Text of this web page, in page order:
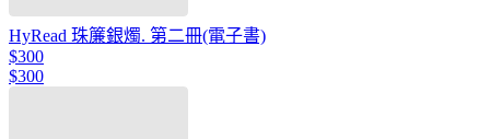
HyRead 珠簾銀燭. 第二冊(電子書)
$300
$300